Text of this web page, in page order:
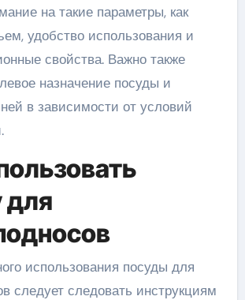
на такие параметры, как
удобство использования и
свойства. Важно также
назначение посуды и
в зависимости от условий
для
использования посуды для
следует следовать инструкциям